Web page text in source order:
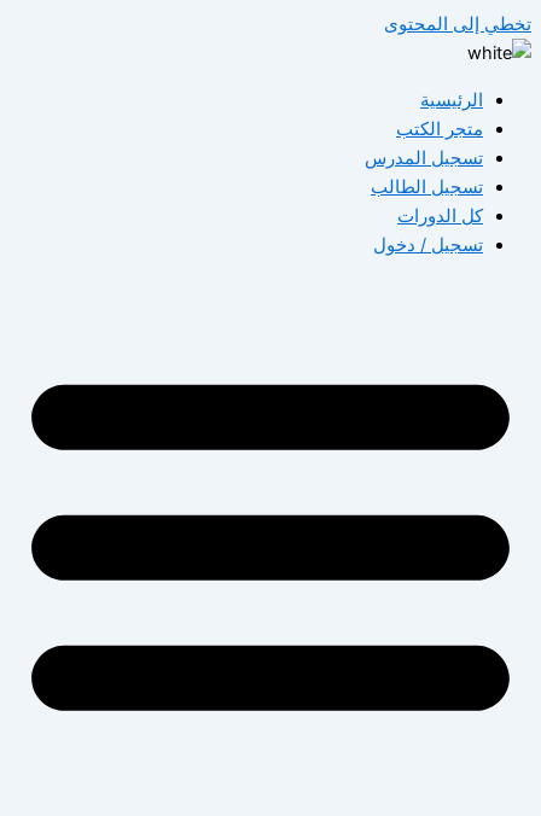
تخطي إلى المحتوى
الرئيسية
متجر الكتب
تسجيل المدرس
تسجيل الطالب
كل الدورات
تسجيل / دخول